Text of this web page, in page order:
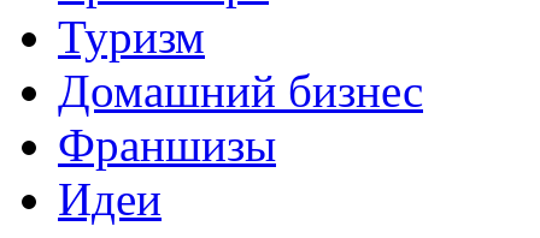
Туризм
Домашний бизнес
Франшизы
Идеи